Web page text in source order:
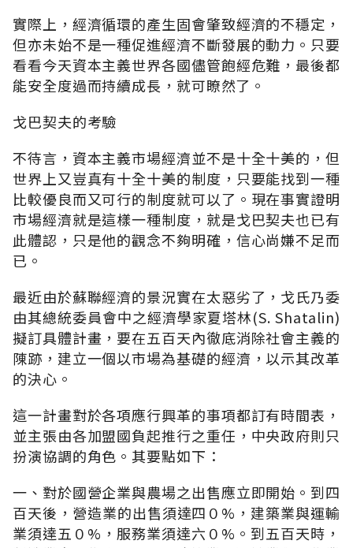
實際上，經濟循環的產生固會肇致經濟的不穩定，
但亦未始不是一種促進經濟不斷發展的動力。只要
看看今天資本主義世界各國儘管飽經危難，最後都
能安全度過而持續成長，就可瞭然了。
戈巴契夫的考驗
不待言，資本主義市場經濟並不是十全十美的，但
世界上又豈真有十全十美的制度，只要能找到一種
比較優良而又可行的制度就可以了。現在事實證明
市場經濟就是這樣一種制度，就是戈巴契夫也已有
此體認，只是他的觀念不夠明確，信心尚嫌不足而
已。
最近由於蘇聯經濟的景況實在太惡劣了，戈氏乃委
由其總統委員會中之經濟學家夏塔林(S. Shatalin)
擬訂具體計畫，要在五百天內徹底消除社會主義的
陳跡，建立一個以市場為基礎的經濟，以示其改革
的決心。
這一計畫對於各項應行興革的事項都訂有時間表，
並主張由各加盟國負起推行之重任，中央政府則只
扮演協調的角色。其要點如下：
一、對於國營企業與農場之出售應立即開始。到四
百天後，營造業的出售須達四０%，建築業與運輸
業須達五０%，服務業須達六０%。到五百天時，